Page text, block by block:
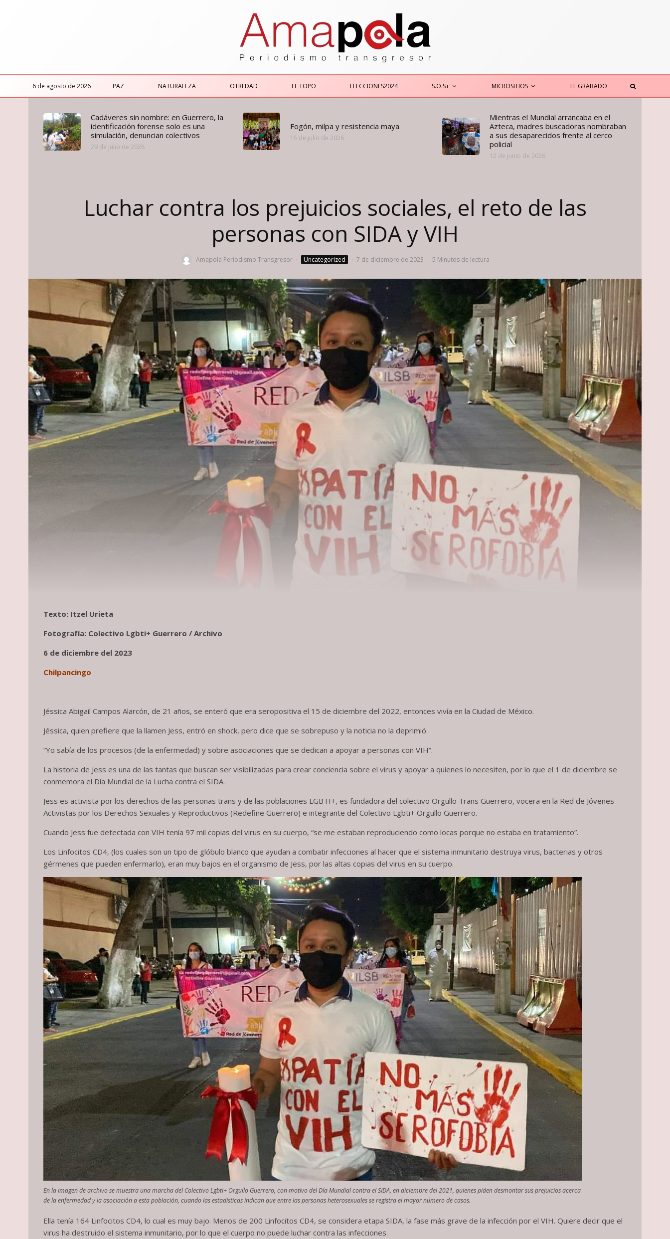
6 de agosto de 2026 PAZ NATURALEZA OTREDAD EL TOPO ELECCIONES2024 S.O.S+ MICROSITIOS EL GRABADO
Cadáveres sin nombre: en Guerrero, la
identificación forense solo es una
simulación, denuncian colectivos
29 de julio de 2026
Fogón, milpa y resistencia maya
15 de julio de 2026
Mientras el Mundial arrancaba en el
Azteca, madres buscadoras nombraban
a sus desaparecidos frente al cerco
policial
12 de junio de 2026
Luchar contra los prejuicios sociales, el reto de las
personas con SIDA y VIH
Amapola Periodismo Transgresor · Uncategorized · 7 de diciembre de 2023 · 5 Minutos de lectura
Texto: Itzel Urieta
Fotografía: Colectivo Lgbti+ Guerrero / Archivo
6 de diciembre del 2023
Chilpancingo
Jéssica Abigail Campos Alarcón, de 21 años, se enteró que era seropositiva el 15 de diciembre del 2022, entonces vivía en la Ciudad de México.
Jéssica, quien prefiere que la llamen Jess, entró en shock, pero dice que se sobrepuso y la noticia no la deprimió.
“Yo sabía de los procesos (de la enfermedad) y sobre asociaciones que se dedican a apoyar a personas con VIH”.
La historia de Jess es una de las tantas que buscan ser visibilizadas para crear conciencia sobre el virus y apoyar a quienes lo necesiten, por lo que el 1 de diciembre se
conmemora el Día Mundial de la Lucha contra el SIDA.
Jess es activista por los derechos de las personas trans y de las poblaciones LGBTI+, es fundadora del colectivo Orgullo Trans Guerrero, vocera en la Red de Jóvenes
Activistas por los Derechos Sexuales y Reproductivos (Redefine Guerrero) e integrante del Colectivo Lgbti+ Orgullo Guerrero.
Cuando Jess fue detectada con VIH tenía 97 mil copias del virus en su cuerpo, “se me estaban reproduciendo como locas porque no estaba en tratamiento”.
Los Linfocitos CD4, (los cuales son un tipo de glóbulo blanco que ayudan a combatir infecciones al hacer que el sistema inmunitario destruya virus, bacterias y otros
gérmenes que pueden enfermarlo), eran muy bajos en el organismo de Jess, por las altas copias del virus en su cuerpo.
En la imagen de archivo se muestra una marcha del Colectivo Lgbti+ Orgullo Guerrero, con motivo del Día Mundial contra el SIDA, en diciembre del 2021, quienes piden desmontar sus prejuicios acerca
de la enfermedad y la asociación a esta población, cuando las estadísticas indican que entre las personas heterosexuales se registra el mayor número de casos.
Ella tenía 164 Linfocitos CD4, lo cual es muy bajo. Menos de 200 Linfocitos CD4, se considera etapa SIDA, la fase más grave de la infección por el VIH. Quiere decir que el
virus ha destruido el sistema inmunitario, por lo que el cuerpo no puede luchar contra las infecciones.